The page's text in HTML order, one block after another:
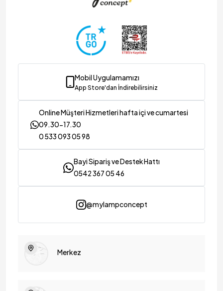
Mobil Uygulamamızı
App Store'dan İndirebilirsiniz
Online Müşteri Hizmetleri hafta içi ve cumartesi
09.30-17.30
0 533 093 05 98
Bayi Sipariş ve Destek Hattı
0542 367 05 46
@mylampconcept
Merkez